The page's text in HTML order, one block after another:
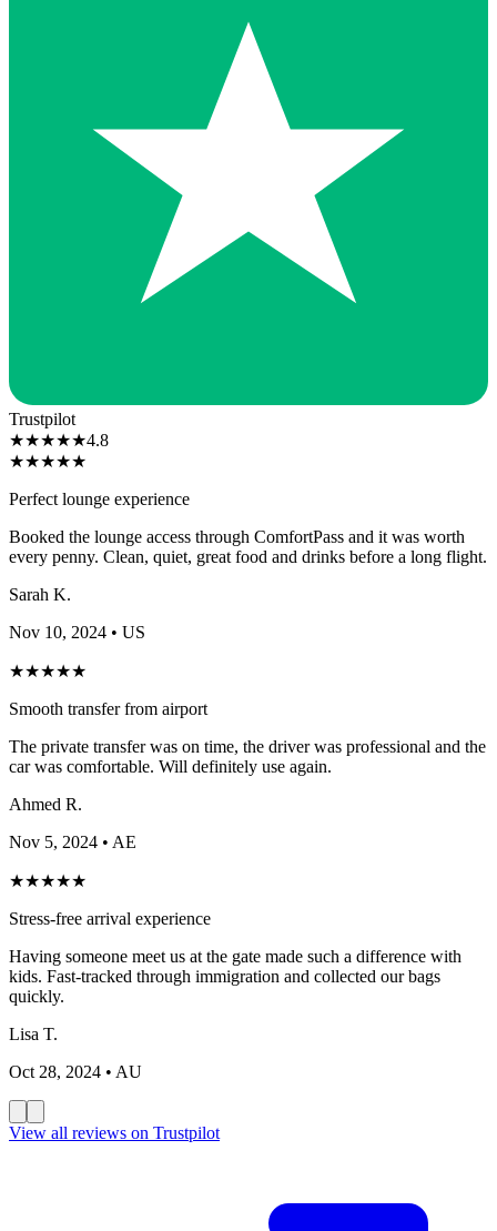
Trustpilot
★★★★★4.8
★★★★★
Perfect lounge experience
Booked the lounge access through ComfortPass and it was worth
every penny. Clean, quiet, great food and drinks before a long flight.
Sarah K.
Nov 10, 2024 • US
★★★★★
Smooth transfer from airport
The private transfer was on time, the driver was professional and the
car was comfortable. Will definitely use again.
Ahmed R.
Nov 5, 2024 • AE
★★★★★
Stress-free arrival experience
Having someone meet us at the gate made such a difference with
kids. Fast-tracked through immigration and collected our bags
quickly.
Lisa T.
Oct 28, 2024 • AU
View all reviews on Trustpilot